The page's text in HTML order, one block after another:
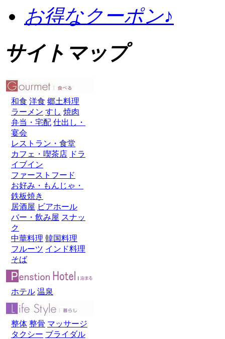
お得なクーポン♪
サイトマップ
和食 洋食 郷土料理
ラーメン すし 焼肉
弁当・宅配 仕出し・
宴会
レストラン・食堂
カフェ・喫茶店 ドラ
イブイン
ファーストフード
お好み・もんじゃ・
鉄板焼き
居酒屋 ビアホール
バー・飲み屋 スナッ
ク
中華料理 韓国料理
フルーツ インド料理
そば
ホテル 温泉
整体 整骨 マッサージ
タクシー ブライダル